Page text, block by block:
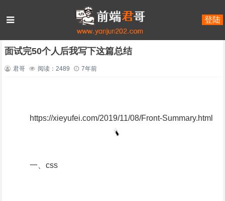
登陆
面试完50个人后我写下这篇总结
君哥 阅读：2489 7年前
https://xieyufei.com/2019/11/08/Front-Summary.html
一、css